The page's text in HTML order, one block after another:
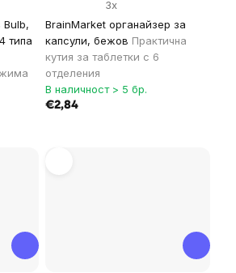
Bulb,
типа
BrainMarket органайзер за
капсули, бежов Практична
кутия за таблетки с 6
отделения
3x
В наличност > 5 бр.
€2,84